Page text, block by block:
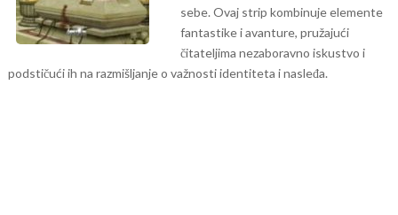
sebe. Ovaj strip kombinuje elemente
fantastike i avanture, pružajući
čitateljima nezaboravno iskustvo i
podstičući ih na razmišljanje o važnosti identiteta i nasleđa.